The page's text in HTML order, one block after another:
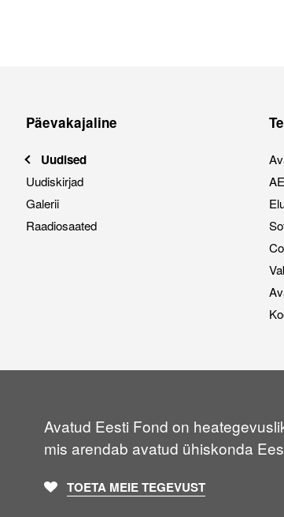
Päevakajaline
Uudised
Uudiskirjad
Galerii
Raadiosaated
Avatud Eesti Fond on
mis arendab avatud ühiskonda
TOETA MEIE TEGEVUST